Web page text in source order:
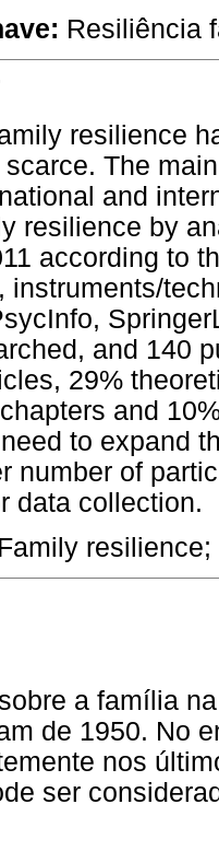
Resiliência
resilience
The
and
resilience by
according to
instruments/
and 140
29%
and
to expand
number of
data collection.
Family
a família
de 1950. No
nos
ser